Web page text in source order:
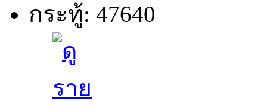
กระทู้: 47640